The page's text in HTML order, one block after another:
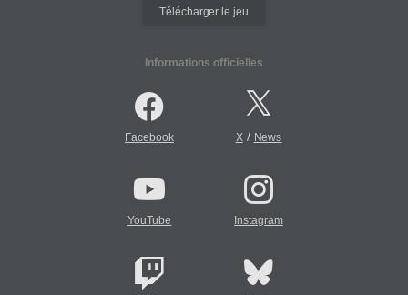
Télécharger le jeu
Informations officielles
Facebook X/ News
YouTube Instagram